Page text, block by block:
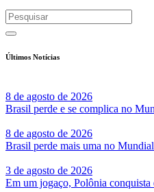
Últimos Notícias
8 de agosto de 2026
Brasil perde e se complica no
8 de agosto de 2026
Brasil perde mais uma no
3 de agosto de 2026
Em um jogaço, Polônia